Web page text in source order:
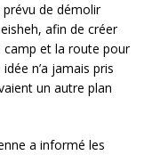
de démolir
afin de créer
et la route pour
n’a jamais pris
un autre plan
a informé les